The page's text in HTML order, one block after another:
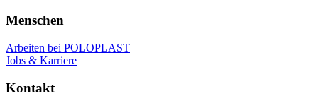
Menschen
Arbeiten bei POLOPLAST
Jobs & Karriere
Kontakt